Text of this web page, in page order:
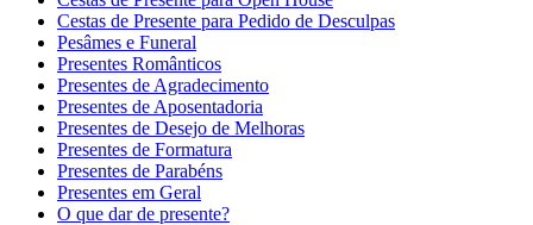
Cestas de Presente para Pedido de Desculpas
Pesâmes e Funeral
Presentes Românticos
Presentes de Agradecimento
Presentes de Aposentadoria
Presentes de Desejo de Melhoras
Presentes de Formatura
Presentes de Parabéns
Presentes em Geral
O que dar de presente?